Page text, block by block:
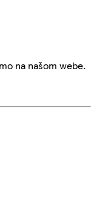
na našom webe.